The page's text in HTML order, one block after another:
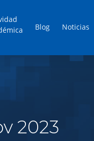
Blog Noticias
2023